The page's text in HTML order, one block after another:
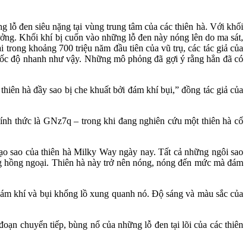
lỗ đen siêu nặng tại vùng trung tâm của các thiên hà. Với khối
Khối khí bị cuốn vào những lỗ đen này nóng lên do ma sát,
khoảng 700 triệu năm đầu tiên của vũ trụ, các tác giả của
độ nhanh như vậy. Những mô phỏng đã gợi ý rằng hẳn đã có
hà đầy sao bị che khuất bởi đám khí bụi,” đồng tác giả của
thức là GNz7q – trong khi đang nghiên cứu một thiên hà cổ
sao của thiên hà Milky Way ngày nay. Tất cả những ngôi sao
ngoại. Thiên hà này trở nên nóng, nóng đến mức mà đám
khí và bụi khổng lồ xung quanh nó. Độ sáng và màu sắc của
chuyển tiếp, bùng nổ của những lỗ đen tại lõi của các thiên